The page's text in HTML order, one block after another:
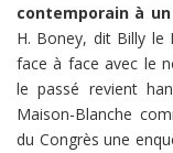
contemporain à
H. Boney, dit Billy
face à face avec le
le passé revient
Maison-Blanche
du Congrès une